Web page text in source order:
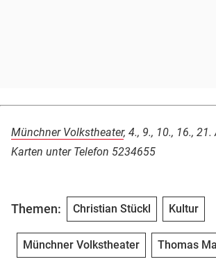
Münchner Volkstheater, 4., 9., 10., 16.,
Karten unter Telefon 5234655
Themen: Christian Stückl Kultur
Münchner Volkstheater Thomas